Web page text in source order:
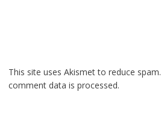
This site uses Akismet to reduce spam.
comment data is processed.